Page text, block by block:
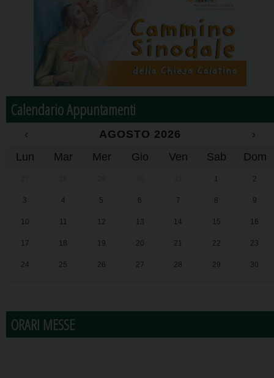
Calendario Appuntamenti
‹ AGOSTO 2026
›
Lun
Mar Mer Gio Ven Sab Dom
1 2
3 4 5 6 7 8 9
10 11 12 13 14 15 16
17 18 19 20 21 22 23
24 25 26 27 28 29 30
ORARI MESSE